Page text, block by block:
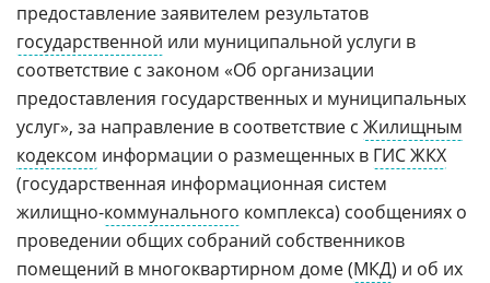
предоставление заявителем результатов
государственной или муниципальной услуги в
соответствие с законом «Об организации
предоставления государственных и муниципальных
услуг», за направление в соответствие с Жилищным
кодексом информации о размещенных в ГИС ЖКХ
(государственная информационная систем
жилищно-коммунального комплекса) сообщениях о
проведении общих собраний собственников
помещений в многоквартирном доме (МКД) и об их